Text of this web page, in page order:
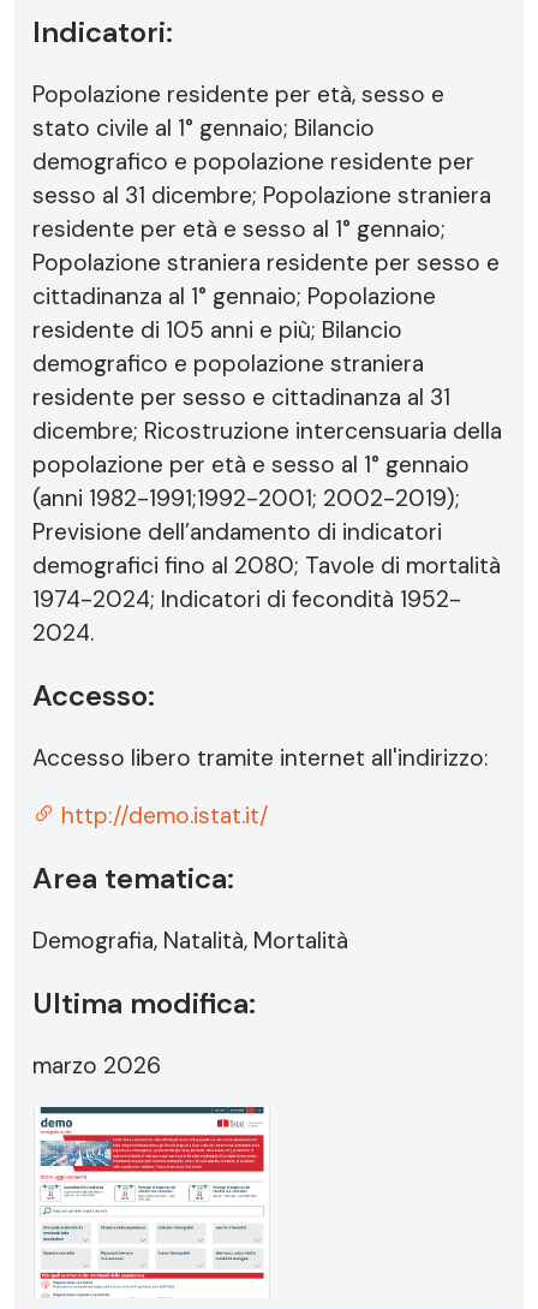
Indicatori:
Popolazione residente per età, sesso e
stato civile al 1° gennaio; Bilancio
demografico e popolazione residente per
sesso al 31 dicembre; Popolazione straniera
residente per età e sesso al 1° gennaio;
Popolazione straniera residente per sesso e
cittadinanza al 1° gennaio; Popolazione
residente di 105 anni e più; Bilancio
demografico e popolazione straniera
residente per sesso e cittadinanza al 31
dicembre; Ricostruzione intercensuaria della
popolazione per età e sesso al 1° gennaio
(anni 1982-1991;1992-2001; 2002-2019);
Previsione dell’andamento di indicatori
demografici fino al 2080; Tavole di mortalità
1974-2024; Indicatori di fecondità 1952-
2024.
Accesso:
Accesso libero tramite internet all'indirizzo:
http://demo.istat.it/
Area tematica:
Demografia, Natalità, Mortalità
Ultima modifica:
marzo 2026